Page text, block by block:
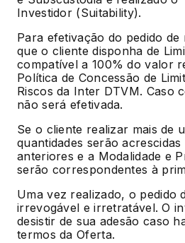
Investidor (Suitability).
Para efetivação do pedido
que o cliente disponha de
compatível a 100% do valor
Política de Concessão de
Riscos da Inter DTVM. Caso
não será efetivada.
Se o cliente realizar mais de
quantidades serão
anteriores e a Modalidade e
serão correspondentes à
Uma vez realizado, o pedido
irrevogável e irretratável. O
desistir de sua adesão caso
termos da Oferta.